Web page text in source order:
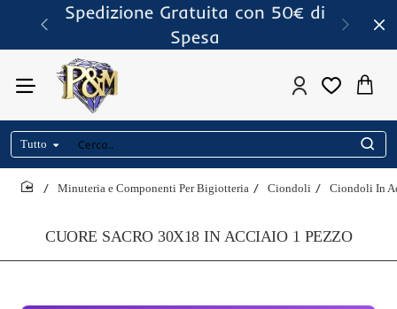
Spedizione Gratuita con 50€ di
Spesa
Tutto
Cerca..
CUORE SACRO 30X18 IN ACCIAIO 1 PEZZO
Minuteria e Componenti Per Bigiotteria Ciondoli Ciondoli In